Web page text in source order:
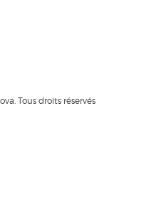
Tous droits réservés